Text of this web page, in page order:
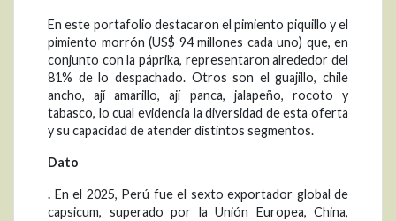
En este portafolio destacaron el pimiento piquillo y el
pimiento morrón (US$ 94 millones cada uno) que, en
conjunto con la páprika, representaron alrededor del
81% de lo despachado. Otros son el guajillo, chile
ancho, ají amarillo, ají panca, jalapeño, rocoto y
tabasco, lo cual evidencia la diversidad de esta oferta
y su capacidad de atender distintos segmentos.
Dato
. En el 2025, Perú fue el sexto exportador global de
capsicum, superado por la Unión Europea, China,